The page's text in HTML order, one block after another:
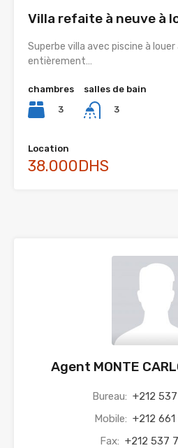
Villa refaite à neuve à
Superbe villa avec piscine à louer
entièrement…
chambres
3
salles de bain
3
Location
38.000DHS
Agent MONTE
Bureau: +212
Mobile: +212
Fax: +212 537